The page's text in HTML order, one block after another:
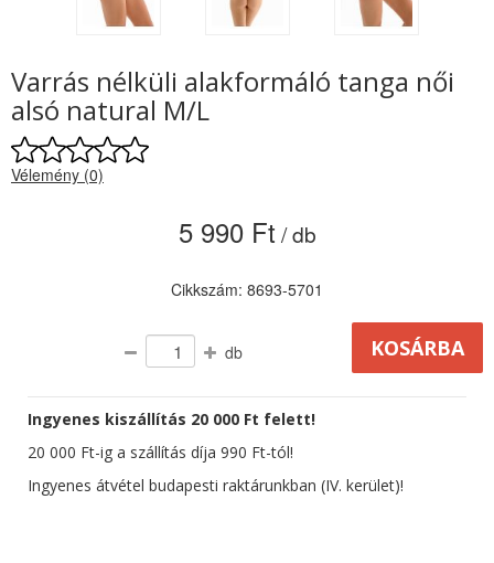
Varrás nélküli alakformáló tanga női
alsó natural M/L
Vélemény (0)
5 990 Ft / db
Cikkszám: 8693-5701
db
Ingyenes kiszállítás 20 000 Ft felett!
20 000 Ft-ig a szállítás díja 990 Ft-tól!
Ingyenes átvétel budapesti raktárunkban (IV. kerület)!